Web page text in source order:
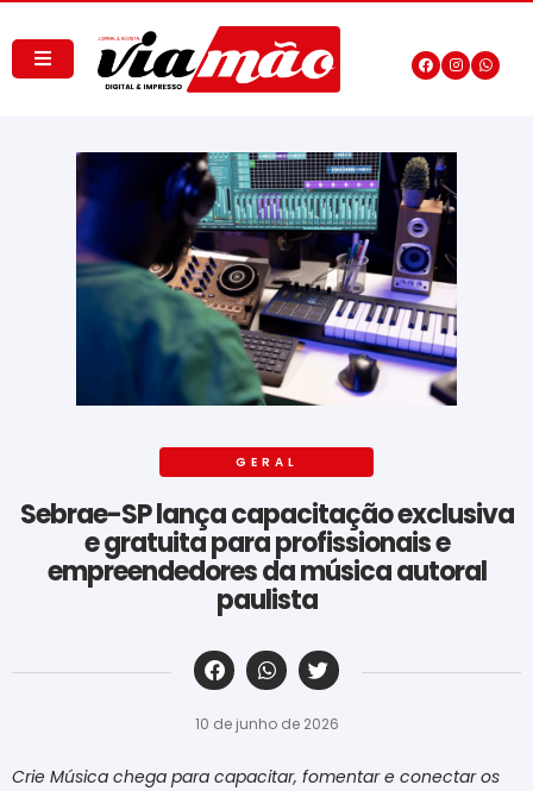
GERAL
Sebrae-SP lança capacitação exclusiva
e gratuita para profissionais e
empreendedores da música autoral
paulista
‎ ‎ ‎ ‎ ‎ ‎ ‎ ‎ ‎ ‎ ‎ ‎ ‎ ‎ ‎ ‎ ‎ ‎ ‎ ‎ ‎ ‎ ‎ ‎ ‎ ‎ ‎ ‎ ‎ ‎ ‎
10 de junho de 2026
Crie Música chega para capacitar, fomentar e conectar os